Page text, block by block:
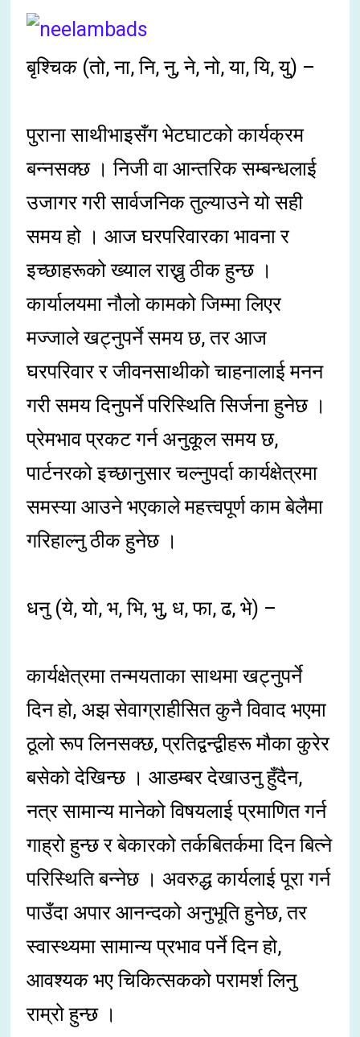
बृश्चिक (तो, ना, नि, नु, ने, नो, या, यि, यु) –
पुराना साथीभाइसँग भेटघाटको कार्यक्रम
बन्नसक्छ । निजी वा आन्तरिक सम्बन्धलाई
उजागर गरी सार्वजनिक तुल्याउने यो सही
समय हो । आज घरपरिवारका भावना र
इच्छाहरूको ख्याल राख्नु ठीक हुन्छ ।
कार्यालयमा नौलो कामको जिम्मा लिएर
मज्जाले खट्नुपर्ने समय छ, तर आज
घरपरिवार र जीवनसाथीको चाहनालाई मनन
गरी समय दिनुपर्ने परिस्थिति सिर्जना हुनेछ ।
प्रेमभाव प्रकट गर्न अनुकूल समय छ,
पार्टनरको इच्छानुसार चल्नुपर्दा कार्यक्षेत्रमा
समस्या आउने भएकाले महत्त्वपूर्ण काम बेलैमा
गरिहाल्नु ठीक हुनेछ ।
धनु (ये, यो, भ, भि, भु, ध, फा, ढ, भे) –
कार्यक्षेत्रमा तन्मयताका साथमा खट्नुपर्ने
दिन हो, अझ सेवाग्राहीसित कुनै विवाद भएमा
ठूलो रूप लिनसक्छ, प्रतिद्वन्द्वीहरू मौका कुरेर
बसेको देखिन्छ । आडम्बर देखाउनु हुँदैन,
नत्र सामान्य मानेको विषयलाई प्रमाणित गर्न
गाह्रो हुन्छ र बेकारको तर्कबितर्कमा दिन बित्ने
परिस्थिति बन्नेछ । अवरुद्ध कार्यलाई पूरा गर्न
पाउँदा अपार आनन्दको अनुभूति हुनेछ, तर
स्वास्थ्यमा सामान्य प्रभाव पर्ने दिन हो,
आवश्यक भए चिकित्सकको परामर्श लिनु
राम्रो हुन्छ ।